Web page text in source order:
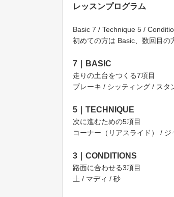
レッスンプログラム
Basic 7 / Technique 5 /
初めての方は Basic、数回目の
7｜BASIC
走りの土台をつくる7項目
ブレーキ / シッティング / ス
5｜TECHNIQUE
次に進むための5項目
コーナー（リアスライド） /
3｜CONDITIONS
路面に合わせる3項目
土 / マディ / 砂